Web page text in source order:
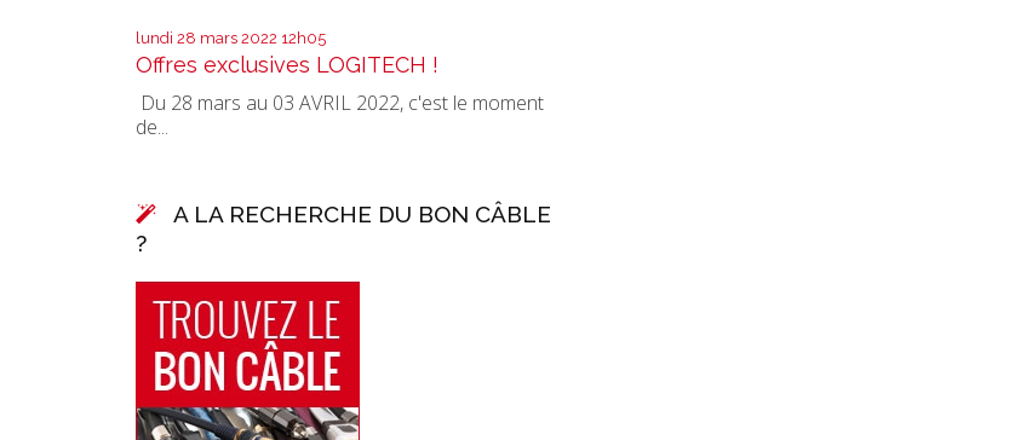
lundi 28 mars 2022 12h05
Offres exclusives LOGITECH !
Du 28 mars au 03 AVRIL 2022, c'est le moment
de...
A LA RECHERCHE DU BON CÂBLE
?